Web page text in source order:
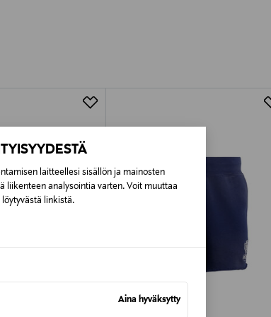
laitteellesi sisällön ja mainosten
liikenteen analysointia varten. Voit muuttaa
linkistä.
Aina hyväksytty
6,90 €, kun toimitus on saatavilla valittuun osoitteeseen.